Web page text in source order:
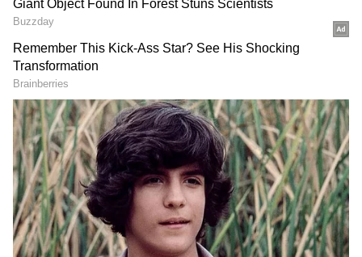
உருவாக்கப்பட்டு உள்ளது. இப்படத்தில்
மாளவிகா மோகனன், பசுபதி என
மிகப்பெரிய நட்சத்திர பட்டாளமே
நடித்துள்ளது. தங்கலான் திரைப்படத்திற்கு
ஜிவி பிரகாஷ் குமார் இசையமைத்து
உள்ளார். இப்படம் வருகிற ஆகஸ்ட் 15ந்
தேதி திரைக்கு வர உள்ளது.
ஏசியாநெட் தமிழ்-ஐ உங்கள் முதன்மைத்
தேர்வாக்குங்கள்